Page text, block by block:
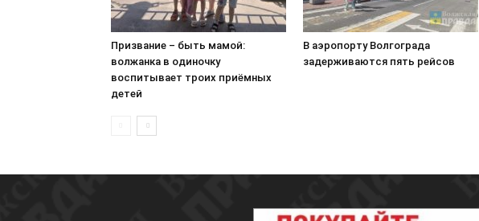
Призвание – быть мамой:
волжанка в одиночку
воспитывает троих приёмных
детей
В аэропорту Волгограда
задерживаются пять рейсов